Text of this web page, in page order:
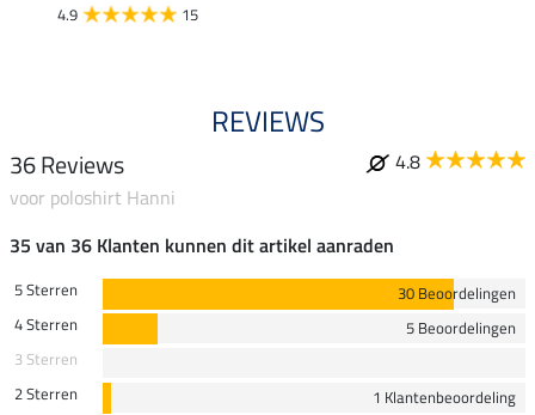
4.9 15
REVIEWS
36 Reviews
4.8
voor poloshirt Hanni
35 van 36 Klanten kunnen dit artikel aanraden
5 Sterren
30 Beoordelingen
4 Sterren
5 Beoordelingen
3 Sterren
2 Sterren
1 Klantenbeoordeling